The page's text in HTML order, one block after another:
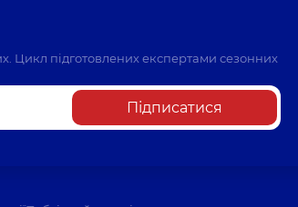
Цикл підготовлених експертами сезонних
Підписатися